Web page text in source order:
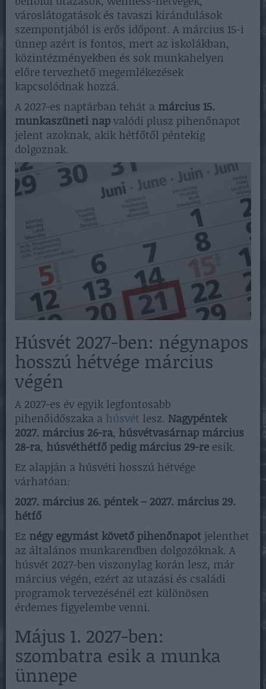
városlátogatások és tavaszi kirándulások
szempontjából is erős időpont. A március 15-i
ünnep azért is fontos, mert az iskolákban,
közintézményekben és sok munkahelyen
előre tervezhető megemlékezések
kapcsolódnak hozzá.
A 2027-es naptárban tehát a március 15.
munkaszüneti napvalódi plusz pihenőnapot
jelent azoknak, akik hétfőtől péntekig
dolgoznak.
Húsvét 2027-ben: négynapos
hosszú hétvége március
végén
A 2027-es év egyik legfontosabb
pihenőidőszaka a húsvét lesz. Nagypéntek
2027. március 26-ra, húsvétvasárnap március
28-ra, húsvéthétfő pedig március 29-re esik.
Ez alapján a húsvéti hosszú hétvége
várhatóan:
2027. március 26. péntek – 2027. március 29.
hétfő
Ez négy egymást követő pihenőnapot jelenthet
az általános munkarendben dolgozóknak. A
húsvét 2027-ben viszonylag korán lesz, már
március végén, ezért az utazási és családi
programok tervezésénél ezt különösen
érdemes figyelembe venni.
Május 1. 2027-ben:
szombatra esik a munka
ünnepe